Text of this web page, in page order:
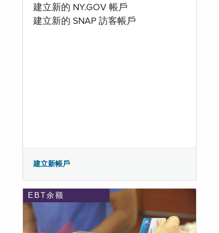
建立新的 NY.GOV 帳戶
建立新的 SNAP 訪客帳戶
建立新帳戶
EBT余额